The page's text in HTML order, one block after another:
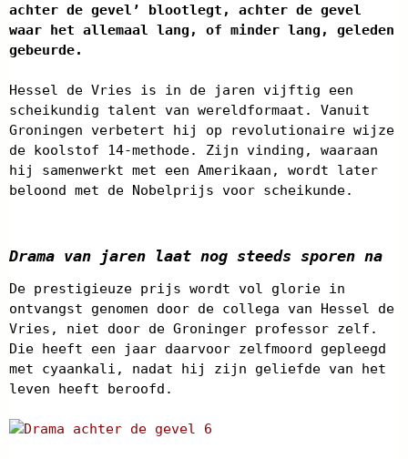
achter de gevel’ blootlegt, achter de gevel
waar het allemaal lang, of minder lang, geleden
gebeurde.
Hessel de Vries is in de jaren vijftig een
scheikundig talent van wereldformaat. Vanuit
Groningen verbetert hij op revolutionaire wijze
de koolstof 14-methode. Zijn vinding, waaraan
hij samenwerkt met een Amerikaan, wordt later
beloond met de Nobelprijs voor scheikunde.
Drama van jaren laat nog steeds sporen na
De prestigieuze prijs wordt vol glorie in
ontvangst genomen door de collega van Hessel de
Vries, niet door de Groninger professor zelf.
Die heeft een jaar daarvoor zelfmoord gepleegd
met cyaankali, nadat hij zijn geliefde van het
leven heeft beroofd.